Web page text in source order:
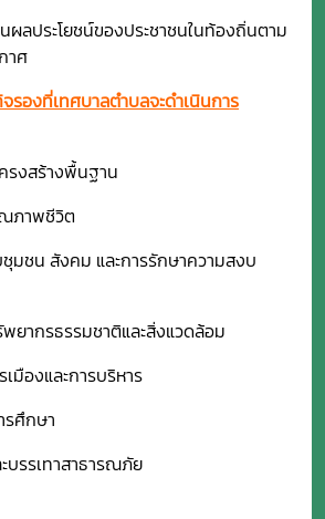
ผลประโยชน์ของประชาชนในท้องถิ่นตาม
าศ
รองที่เทศบาลตำบลจะดำเนินการ
รงสร้างพื้นฐาน
ภาพชีวิต
ชุมชน สังคม และการรักษาความสงบ
ยากรธรรมชาติและสิ่งแวดล้อม
มืองและการบริหาร
รศึกษา
บรรเทาสาธารณภัย